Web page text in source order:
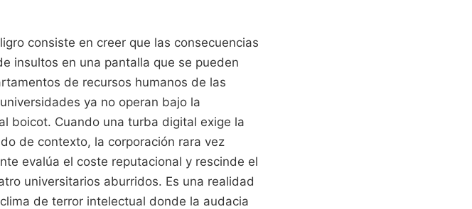
consiste en creer que las consecuencias
insultos en una pantalla que se pueden
de recursos humanos de las
ya no operan bajo la
boicot. Cuando una turba digital exige la
de contexto, la corporación rara vez
evalúa el coste reputacional y rescinde el
universitarios aburridos. Es una realidad
de terror intelectual donde la audacia